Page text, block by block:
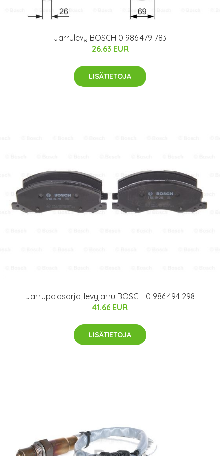
Jarrulevy BOSCH 0 986 479 783
26.63 EUR
LISÄTIETOJA
Jarrupalasarja, levyjarru BOSCH 0 986 494 298
41.66 EUR
LISÄTIETOJA